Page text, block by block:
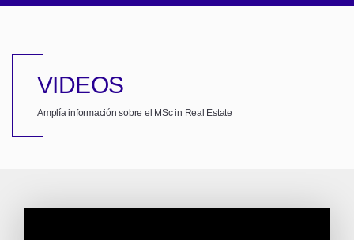
VIDEOS
Amplía información sobre el MSc in Real Estate